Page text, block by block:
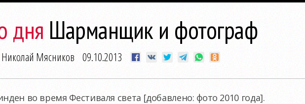
DEUTSCH
дня Шарманщик и фотограф
Николай Мясников 09.10.2013
во время Фестиваля света [добавлено: фото 2010 года].